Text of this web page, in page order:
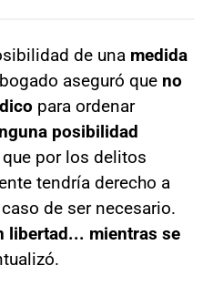
de una medida
aseguró que no
para ordenar
posibilidad
por los delitos
tendría derecho a
de ser necesario.
libertad... mientras se